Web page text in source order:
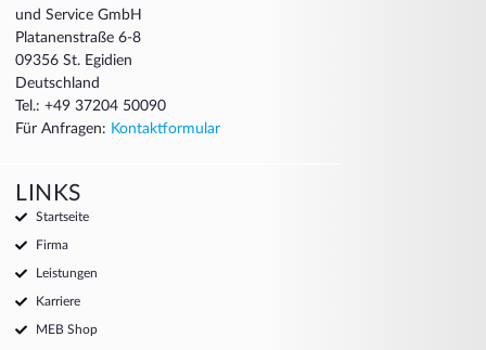
und Service GmbH
Platanenstraße 6-8
09356 St. Egidien
Deutschland
Tel.: +49 37204 50090
Für Anfragen: Kontaktformular
LINKS
Startseite
Firma
Leistungen
Karriere
MEB Shop